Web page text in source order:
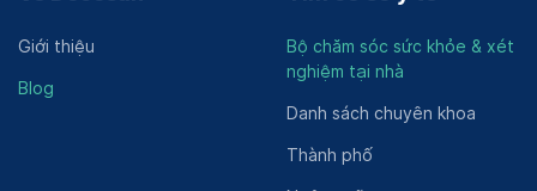
Giới thiệu
Blog
Bộ chăm sóc sức khỏe & xét
nghiệm tại nhà
Danh sách chuyên khoa
Thành phố